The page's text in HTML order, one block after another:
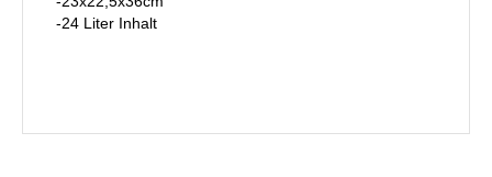
-24 Liter Inhalt